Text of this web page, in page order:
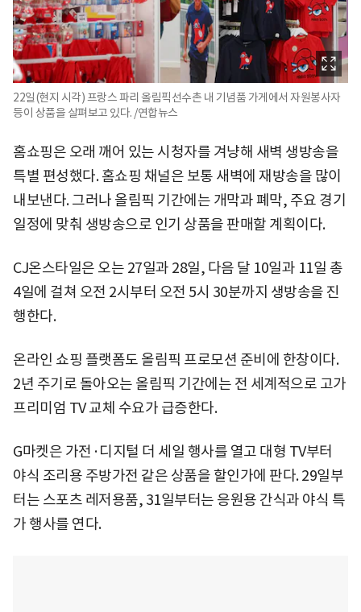
22일(현지 시각) 프랑스 파리 올림픽선수촌 내 기념품 가게에서 자원봉사자
등이 상품을 살펴보고 있다. /연합뉴스
홈쇼핑은 오래 깨어 있는 시청자를 겨냥해 새벽 생방송을
특별 편성했다. 홈쇼핑 채널은 보통 새벽에 재방송을 많이
내보낸다. 그러나 올림픽 기간에는 개막과 폐막, 주요 경기
일정에 맞춰 생방송으로 인기 상품을 판매할 계획이다.
CJ온스타일은 오는 27일과 28일, 다음 달 10일과 11일 총
4일에 걸쳐 오전 2시부터 오전 5시 30분까지 생방송을 진
행한다.
온라인 쇼핑 플랫폼도 올림픽 프로모션 준비에 한창이다.
2년 주기로 돌아오는 올림픽 기간에는 전 세계적으로 고가
프리미엄 TV 교체 수요가 급증한다.
G마켓은 가전·디지털 더 세일 행사를 열고 대형 TV부터
야식 조리용 주방가전 같은 상품을 할인가에 판다. 29일부
터는 스포츠 레저용품, 31일부터는 응원용 간식과 야식 특
가 행사를 연다.